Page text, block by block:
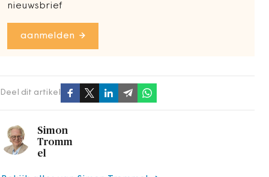
nieuwsbrief
aanmelden
Deel dit artikel
Simon
Tromm
el